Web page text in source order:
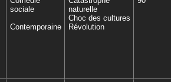
sociale
Contemporaine
naturelle
Choc des cultures
Révolution